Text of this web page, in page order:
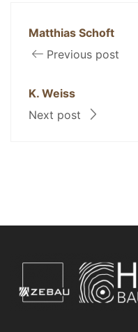
Matthias Schoft
Previous post
K. Weiss
Next post